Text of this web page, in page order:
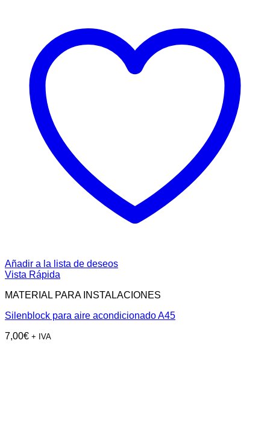
Añadir a la lista de deseos
Vista Rápida
MATERIAL PARA INSTALACIONES
Silenblock para aire acondicionado A45
7,00€ + IVA